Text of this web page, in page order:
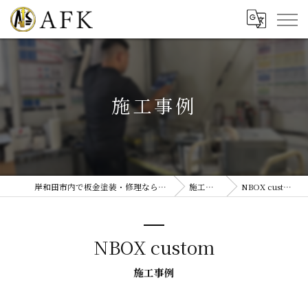
施工事例
岸和田市内で板金塗装・修理ならAFK 施工事例 NBOX custom
施工事例
NBOX custom